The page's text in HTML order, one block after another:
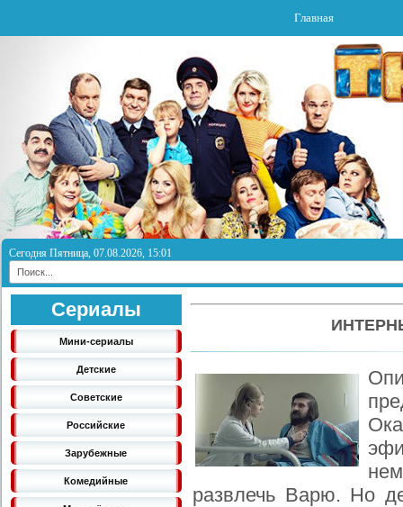
Главная
Сегодня Пятница, 07.08.2026, 15:01
Сериалы
Мини-сериалы
Детские
Советские
Российские
Зарубежные
Комедийные
развлечь Варю. Но